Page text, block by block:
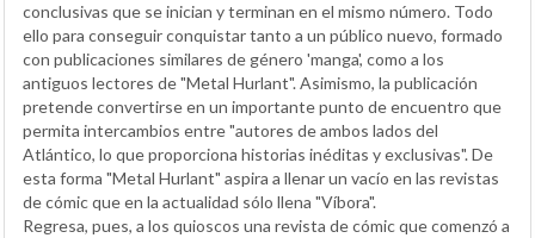
conclusivas que se inician y terminan en el mismo número. Todo
ello para conseguir conquistar tanto a un público nuevo, formado
con publicaciones similares de género 'manga', como a los
antiguos lectores de "Metal Hurlant". Asimismo, la publicación
pretende convertirse en un importante punto de encuentro que
permita intercambios entre "autores de ambos lados del
Atlántico, lo que proporciona historias inéditas y exclusivas". De
esta forma "Metal Hurlant" aspira a llenar un vacío en las revistas
de cómic que en la actualidad sólo llena "Víbora".
Regresa, pues, a los quioscos una revista de cómic que comenzó a